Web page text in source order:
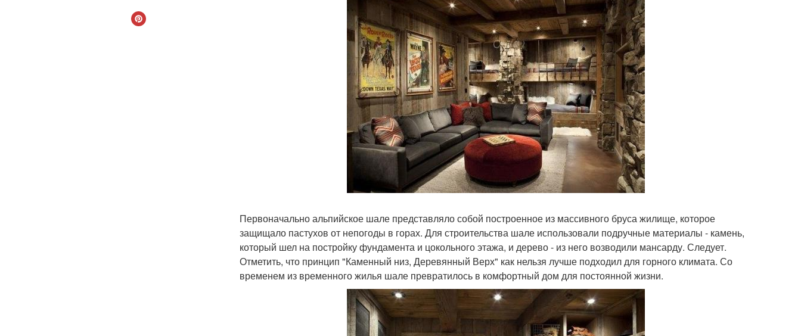
Первоначально альпийское шале представляло собой построенное из массивного бруса жилище, которое
защищало пастухов от непогоды в горах. Для строительства шале использовали подручные материалы - камень,
который шел на постройку фундамента и цокольного этажа, и дерево - из него возводили мансарду. Следует.
Отметить, что принцип "Каменный низ, Деревянный Верх" как нельзя лучше подходил для горного климата. Со
временем из временного жилья шале превратилось в комфортный дом для постоянной жизни.